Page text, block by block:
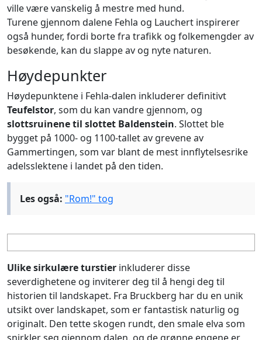
ville være vanskelig å mestre med hund.
Turene gjennom dalene Fehla og Lauchert inspirerer
også hunder, fordi borte fra trafikk og folkemengder av
besøkende, kan du slappe av og nyte naturen.
Høydepunkter
Høydepunktene i Fehla-dalen inkluderer definitivt
Teufelstor, som du kan vandre gjennom, og
slottsruinene til slottet Baldenstein. Slottet ble
bygget på 1000- og 1100-tallet av grevene av
Gammertingen, som var blant de mest innflytelsesrike
adelsslektene i landet på den tiden.
Les også: "Rom!" tog
Ulike sirkulære turstier inkluderer disse
severdighetene og inviterer deg til å hengi deg til
historien til landskapet. Fra Bruckberg har du en unik
utsikt over landskapet, som er fantastisk naturlig og
originalt. Den tette skogen rundt, den smale elva som